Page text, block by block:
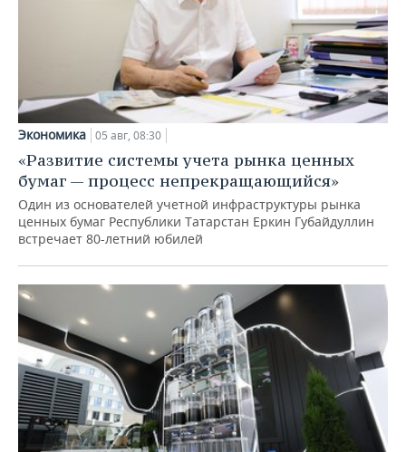
Экономика 05 авг, 08:30
«Развитие системы учета рынка ценных
бумаг — процесс непрекращающийся»
Один из основателей учетной инфраструктуры рынка
ценных бумаг Республики Татарстан Еркин Губайдуллин
встречает 80-летний юбилей